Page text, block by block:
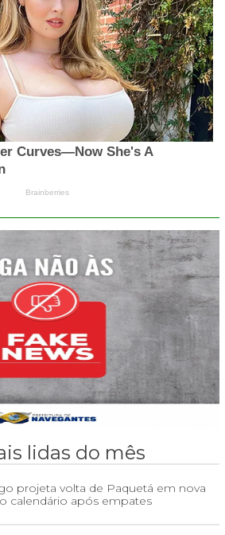
lidas do mês
projeta volta de Paquetá em nova
calendário após empates